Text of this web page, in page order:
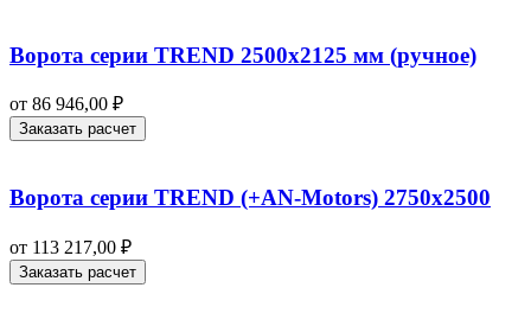
Ворота серии TREND 2500х2125 мм (ручное)
от 86 946,00 ₽
Заказать расчет
Ворота серии TREND (+AN‑Motors) 2750х2500
от 113 217,00 ₽
Заказать расчет